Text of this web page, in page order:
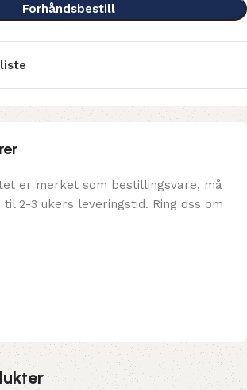
Forhåndsbestill
er merket som bestillingsvare, må
2-3 ukers leveringstid. Ring oss om